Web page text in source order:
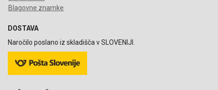
Blagovne znamke
DOSTAVA
Naročilo poslano iz skladišča v SLOVENIJI.